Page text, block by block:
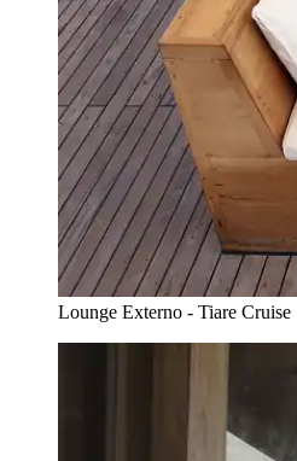
Lounge Externo - Tiare Cruise